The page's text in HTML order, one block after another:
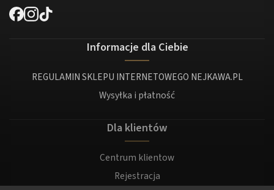
Informacje dla Ciebie
REGULAMIN SKLEPU INTERNETOWEGO NEJKAWA.PL
Wysyłka i płatność
Dla klientów
Centrum klientow
Rejestracja